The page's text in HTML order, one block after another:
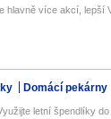
hlavně více akcí, lepší
Domácí pekárny
letní špendlíky do